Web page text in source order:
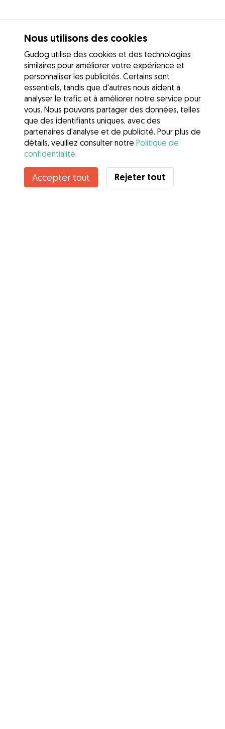
Contacter Justine
Connaissez-vous les avantages de Gudog ? Voir plus
Nous utilisons des cookies
Gudog utilise des cookies et des technologies
similaires pour améliorer votre expérience et
personnaliser les publicités. Certains sont
essentiels, tandis que d'autres nous aident à
analyser le trafic et à améliorer notre service pour
vous. Nous pouvons partager des données, telles
que des identifiants uniques, avec des
partenaires d'analyse et de publicité. Pour plus de
détails, veuillez consulter notre Politique de
confidentialité.
Accepter tout Rejeter tout